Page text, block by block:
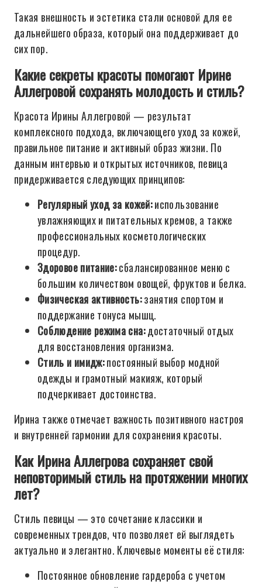
Такая внешность и эстетика стали основой для ее
дальнейшего образа, который она поддерживает до
сих пор.
Какие секреты красоты помогают Ирине
Аллегровой сохранять молодость и стиль?
Красота Ирины Аллегровой — результат
комплексного подхода, включающего уход за кожей,
правильное питание и активный образ жизни. По
данным интервью и открытых источников, певица
придерживается следующих принципов:
Регулярный уход за кожей:использование
увлажняющих и питательных кремов, а также
профессиональных косметологических
процедур.
Здоровое питание:сбалансированное меню с
большим количеством овощей, фруктов и белка.
Физическая активность:занятия спортом и
поддержание тонуса мышц.
Соблюдение режима сна:достаточный отдых
для восстановления организма.
Стиль и имидж:постоянный выбор модной
одежды и грамотный макияж, который
подчеркивает достоинства.
Ирина также отмечает важность позитивного настроя
и внутренней гармонии для сохранения красоты.
Как Ирина Аллегрова сохраняет свой
неповторимый стиль на протяжении многих
лет?
Стиль певицы — это сочетание классики и
современных трендов, что позволяет ей выглядеть
актуально и элегантно. Ключевые моменты её стиля:
Постоянное обновление гардероба с учетом